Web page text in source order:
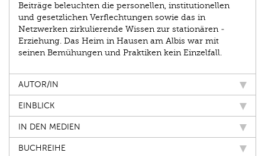
Beiträge beleuchten die personellen, institutionellen
und gesetzlichen Verflechtungen sowie das in
Netzwerken zirkulierende Wissen zur stationären ­
Erziehung. Das Heim in Hausen am Albis war mit
seinen Bemühungen und Praktiken kein Einzelfall.
AUTOR/IN
EINBLICK
IN DEN MEDIEN
BUCHREIHE